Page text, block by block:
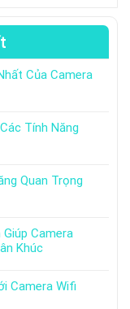
Của Camera
Tính Năng
Quan Trọng
Camera
Khúc
Camera Wifi